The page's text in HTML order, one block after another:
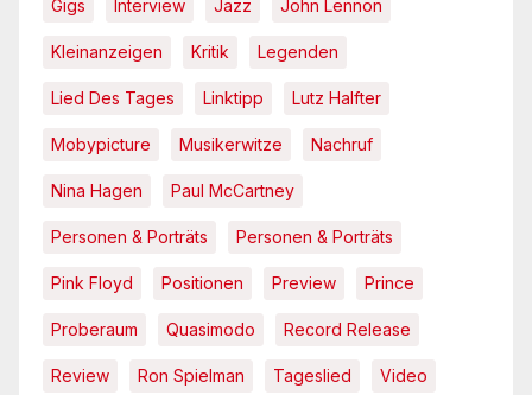
Gigs Interview Jazz John Lennon
Kleinanzeigen Kritik Legenden
Lied Des Tages Linktipp Lutz Halfter
Mobypicture Musikerwitze Nachruf
Nina Hagen Paul McCartney
Personen & Porträts Personen & Porträts
Pink Floyd Positionen Preview Prince
Proberaum Quasimodo Record Release
Review Ron Spielman Tageslied Video